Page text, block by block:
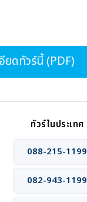
ยดทัวร์นี้ (PDF)
ทัวร์ในประเทศ
088-215-1199
082-943-1199